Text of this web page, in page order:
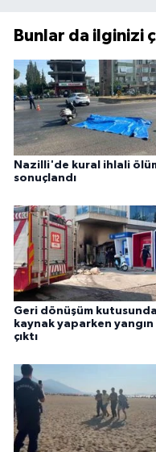
Bunlar da ilginizi
Nazilli'de kural ihlali
sonuçlandı
Geri dönüşüm kutusunda
kaynak yaparken yangın
çıktı